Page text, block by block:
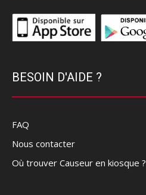
BESOIN D'AIDE ?
FAQ
Nous contacter
Où trouver Causeur en kiosque ?